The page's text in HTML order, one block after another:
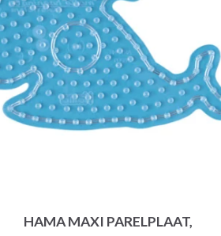
HAMA MAXI PARELPLAAT,